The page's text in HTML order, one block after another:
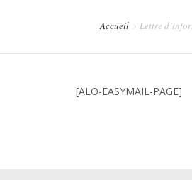
LIENS
Accueil Lettre
[ALO-EASYMAIL-PAGE]